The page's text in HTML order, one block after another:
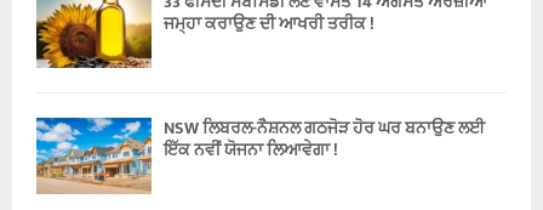
ਜਮ੍ਹਾ ਕਰਾਉਣ ਦੀ ਆਖਰੀ ਤਰੀਕ !
NSW ਲਿਬਰਲ-ਨੈਸ਼ਨਲ ਗਠਜੋੜ ਹੋਰ ਘਰ ਬਨਾਉਣ ਲਈ
ਇੱਕ ਨਵੀਂ ਯੋਜਨਾ ਲਿਆਵੇਗਾ !